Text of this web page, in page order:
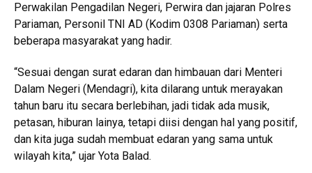
Perwakilan Pengadilan Negeri, Perwira dan jajaran Polres
Pariaman, Personil TNI AD (Kodim 0308 Pariaman) serta
beberapa masyarakat yang hadir.
“Sesuai dengan surat edaran dan himbauan dari Menteri
Dalam Negeri (Mendagri), kita dilarang untuk merayakan
tahun baru itu secara berlebihan, jadi tidak ada musik,
petasan, hiburan lainya, tetapi diisi dengan hal yang positif,
dan kita juga sudah membuat edaran yang sama untuk
wilayah kita,” ujar Yota Balad.